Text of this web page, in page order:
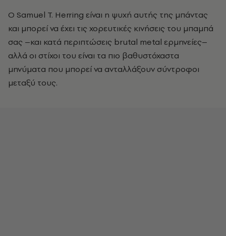
Ο Samuel T. Herring είναι η ψυχή αυτής της μπάντας
και μπορεί να έχει τις χορευτικές κινήσεις του μπαμπά
σας –και κατά περιπτώσεις brutal metal ερμηνείες–
αλλά οι στίχοι του είναι τα πιο βαθυστόχαστα
μηνύματα που μπορεί να ανταλλάξουν σύντροφοι
μεταξύ τους.